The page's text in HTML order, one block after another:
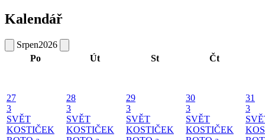
Kalendář
Srpen2026
Po
Út St Čt
27
3
SVĚT
KOSTIČEK
28
3
SVĚT
KOSTIČEK
29
3
SVĚT
KOSTIČEK
30
3
SVĚT
KOSTIČEK
31
3